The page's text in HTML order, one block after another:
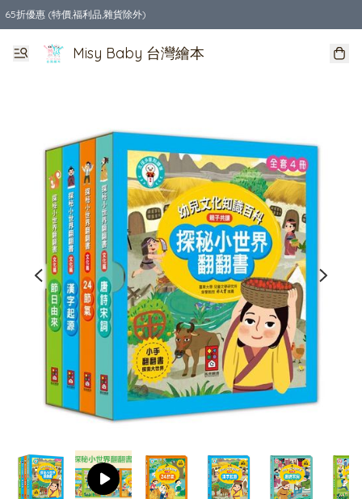
65折優惠 (特價,福利品,雜貨除外)
全店購物滿$550，免運費
Misy Baby 台灣繪本